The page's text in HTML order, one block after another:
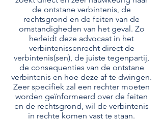
de ontstane verbintenis, de
rechtsgrond en de feiten van de
omstandigheden van het geval. Zo
herleidt deze advocaat in het
verbintenissenrecht direct de
verbintenis(sen), de juiste tegenpartij,
de consequenties van de ontstane
verbintenis en hoe deze af te dwingen.
Zeer specifiek zal een rechter moeten
worden geïnformeerd over de feiten
en de rechtsgrond, wil de verbintenis
in rechte komen vast te staan.